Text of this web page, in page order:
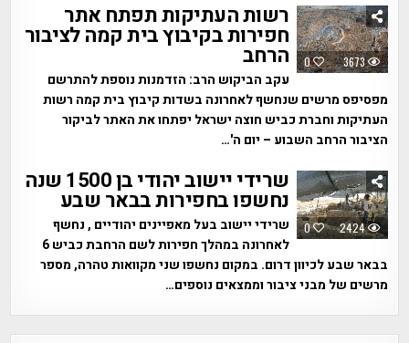
0 3673
רשות העתיקות תפתח אתר
חפירות בקיבוץ בית קמה לציבור
הרחב
עקב הביקוש הרב: הזדמנות נוספת להתרשם
מפסיפס מרשים שנחשף לאחרונה בשדות קיבוץ בית קמה רשות
העתיקות וחברת כביש חוצה ישראל יפתחו את האתר לביקור
הציבור הרחב השבוע – יום ה'…
0 2424
שרידי יישוב יהודי בן 1500 שנה
נחשפו בחפירות בבאר שבע
שרידי יישוב בעל מאפיינים יהודיים , נחשף
לאחרונה במהלך חפירות לשם הרחבת כביש 6
בבאר שבע לכיוון דרום. במקום נחשפו שני מקוואות טהרה, מספר
מרשים של מבני ציבור וממצאים נוספים…